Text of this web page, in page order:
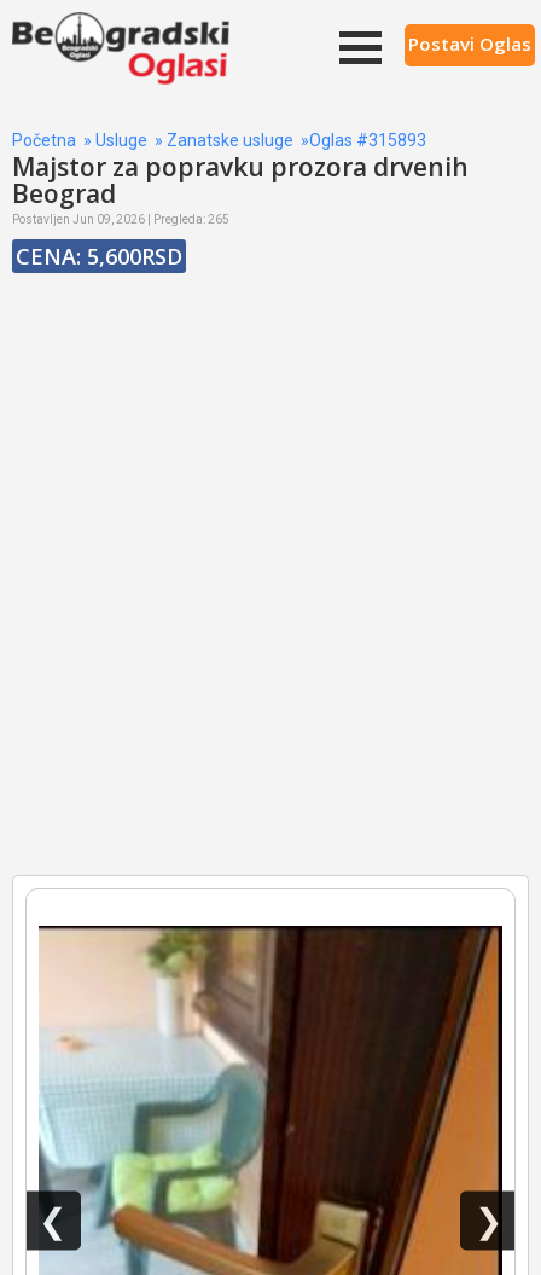
Postavi Oglas
Početna » Usluge » Zanatske usluge »Oglas #315893
Majstor za popravku prozora drvenih
Beograd
Postavljen Jun 09, 2026 | Pregleda: 265
CENA: 5,600RSD
❮ ❯